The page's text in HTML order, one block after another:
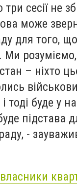
три сесії не
може
для того,
Ми
– ніхто
і тоді буде у
підстава
-
власники